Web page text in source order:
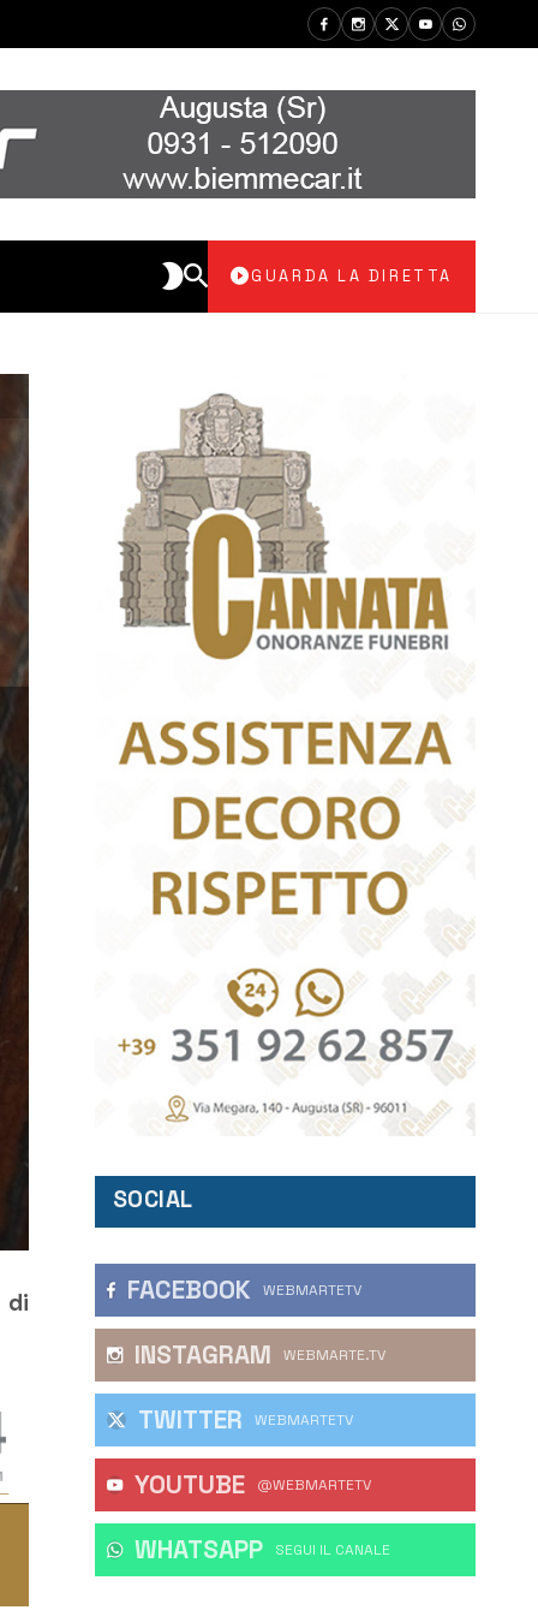
GUARDA LA DIRETTA
di
SOCIAL
FACEBOOK WEBMARTETV
INSTAGRAM WEBMARTE.TV
TWITTER WEBMARTETV
YOUTUBE @WEBMARTETV
WHATSAPP ‎SEGUI IL CANALE